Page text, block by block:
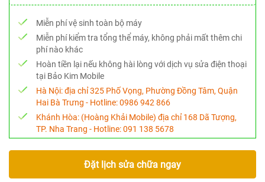
Miễn phí vệ sinh toàn bộ máy
Miễn phí kiểm tra tổng thể máy, không phải mất thêm chi
phí nào khác
Hoàn tiền lại nếu không hài lòng với dịch vụ sửa điện thoại
tại Bảo Kim Mobile
Hà Nội:địa chỉ 325 Phố Vọng, Phường Đồng Tâm, Quận
Hai Bà Trưng - Hotline:0986 942 866
Khánh Hòa: (Hoàng Khải Mobile) địa chỉ 168 Dã Tượng,
TP. Nha Trang - Hotline:091 138 5678
Đặt lịch sửa chữa ngay